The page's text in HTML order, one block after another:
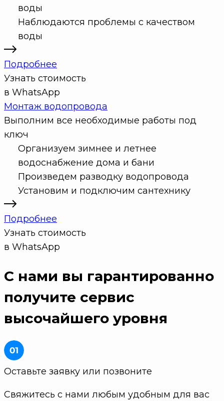
воды
Наблюдаются проблемы с качеством
воды
Подробнее
Узнать стоимость
в WhatsApp
Монтаж водопровода
Выполним все необходимые работы под
ключ
Организуем зимнее и летнее
водоснабжение дома и бани
Произведем разводку водопровода
Установим и подключим сантехнику
Подробнее
Узнать стоимость
в WhatsApp
С нами вы гарантированно
получите сервис
высочайшего уровня
Оставьте заявку или позвоните
Свяжитесь с нами любым удобным для вас